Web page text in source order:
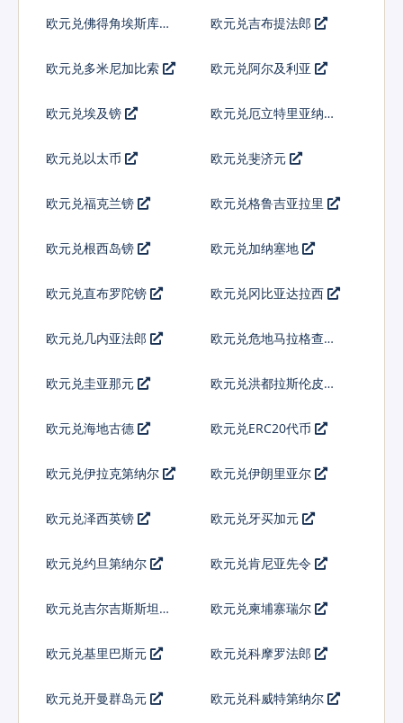
欧元兑佛得角埃斯库多 欧元兑吉布提法郎
欧元兑多米尼加比索 欧元兑阿尔及利亚
欧元兑埃及镑
欧元兑厄立特里亚纳克
欧元兑以太币 欧元兑斐济元
欧元兑福克兰镑 欧元兑格鲁吉亚拉里
欧元兑根西岛镑 欧元兑加纳塞地
欧元兑直布罗陀镑 欧元兑冈比亚达拉西
欧元兑几内亚法郎 欧元兑危地马拉格查尔
欧元兑圭亚那元 欧元兑洪都拉斯伦皮拉
欧元兑海地古德 欧元兑ERC20代币
欧元兑伊拉克第纳尔 欧元兑伊朗里亚尔
欧元兑泽西英镑 欧元兑牙买加元
欧元兑约旦第纳尔 欧元兑肯尼亚先令
欧元兑吉尔吉斯斯坦索
欧元兑柬埔寨瑞尔
欧元兑基里巴斯元 欧元兑科摩罗法郎
欧元兑开曼群岛元 欧元兑科威特第纳尔